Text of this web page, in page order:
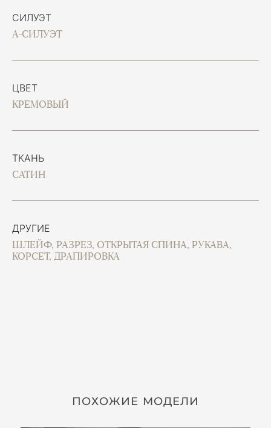
СИЛУЭТ
А-СИЛУЭТ
ЦВЕТ
КРЕМОВЫЙ
ТКАНЬ
САТИН
ДРУГИЕ
ШЛЕЙФ, РАЗРЕЗ, ОТКРЫТАЯ СПИНА, РУКАВА,
КОРСЕТ, ДРАПИРОВКА
ПОХОЖИЕ МОДЕЛИ